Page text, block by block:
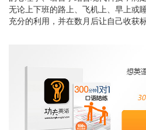
无论上下班的路上、飞机上、早上或
充分的利用，并在数月后让自己收获